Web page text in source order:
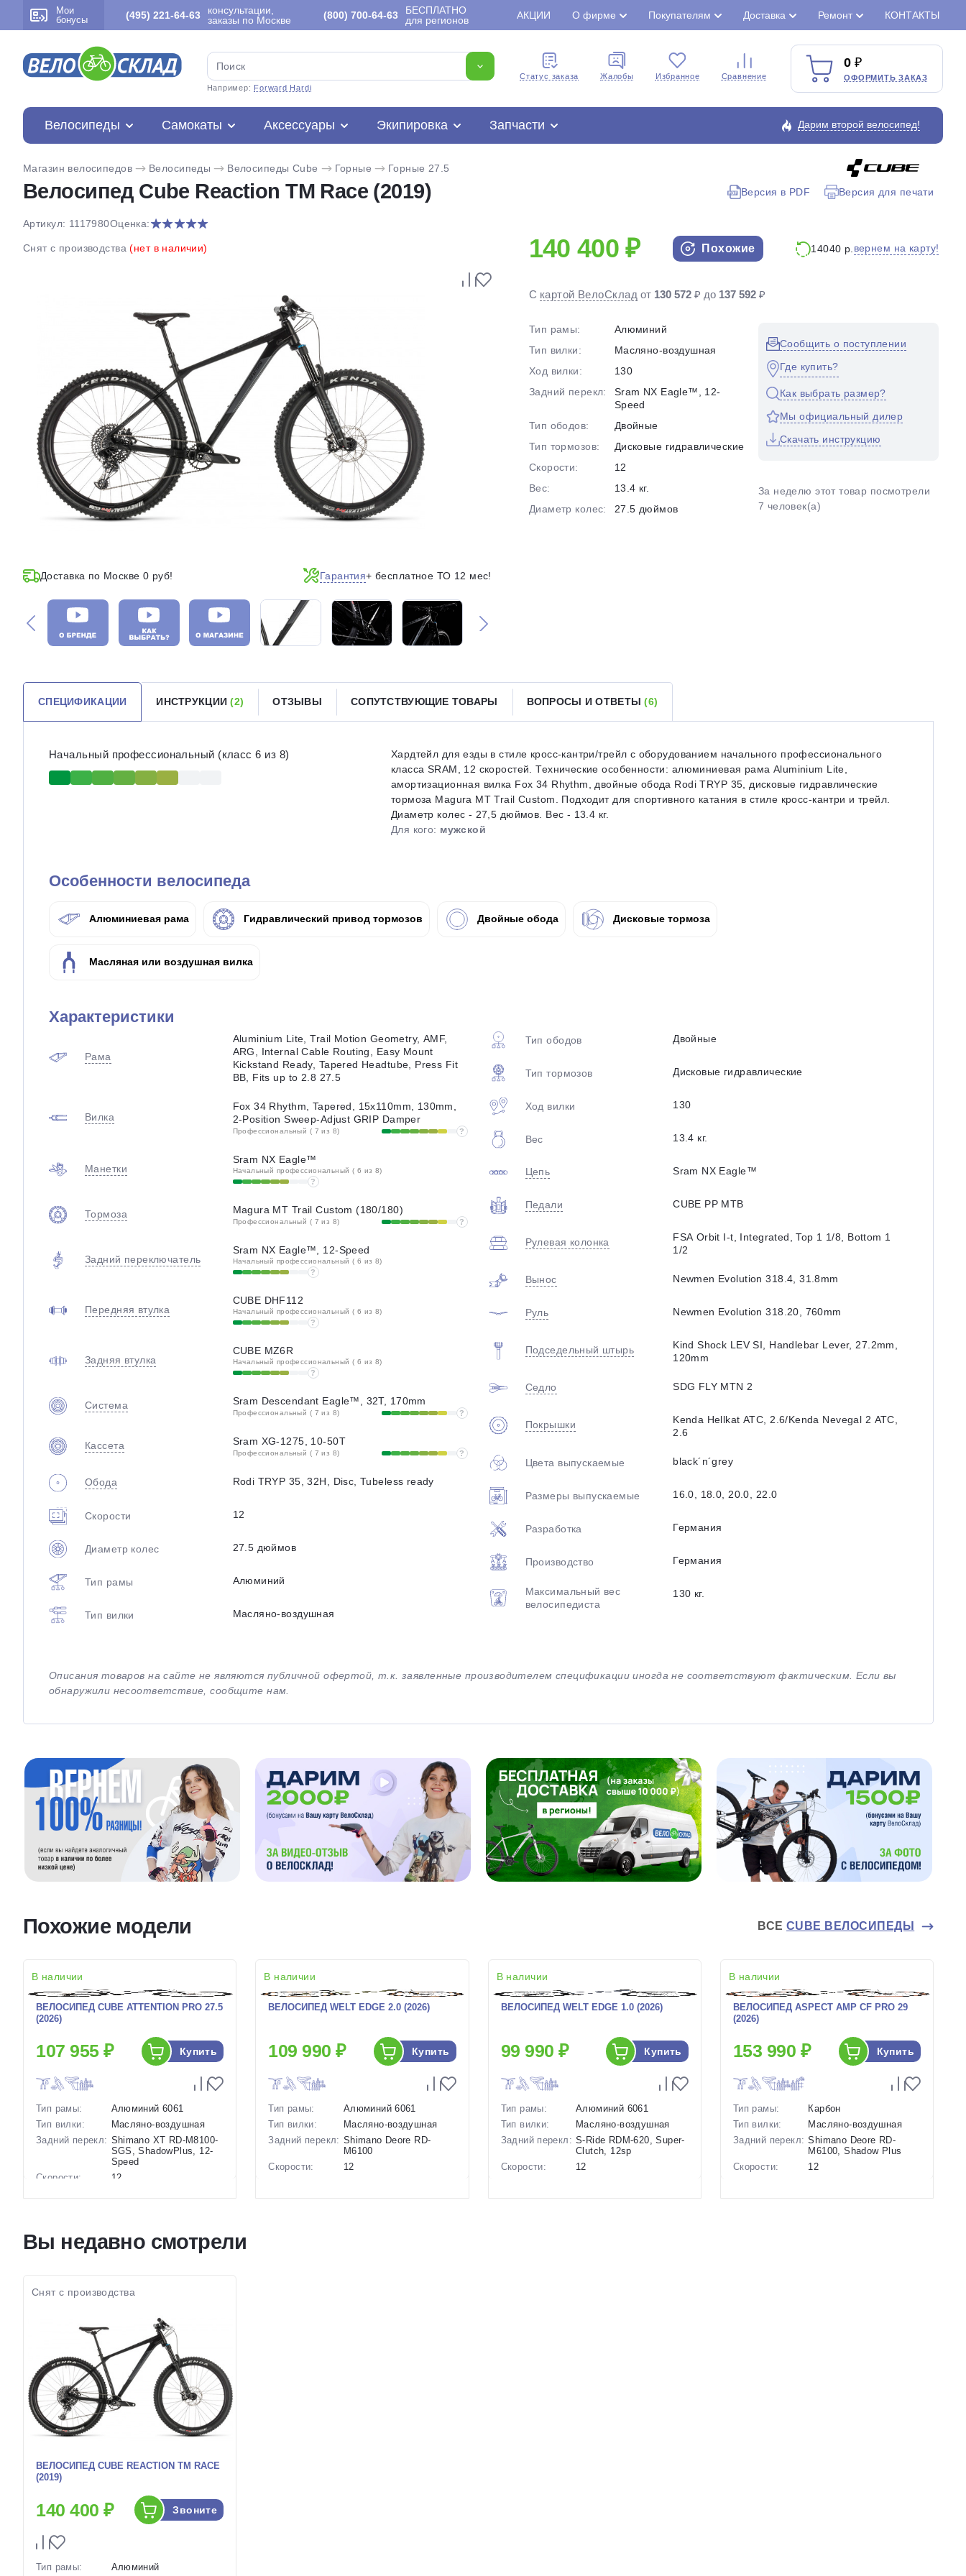
Мои
бонусы
(495) 221-64-63
консультации,
заказы по Москве
(800) 700-64-63
БЕСПЛАТНО
для регионов
АКЦИИ О фирме Покупателям Доставка Ремонт КОНТАКТЫ
Например: Forward Hardi
Cтатус заказа Жалобы Избранное Сравнение
0
ОФОРМИТЬ ЗАКАЗ
Велосипеды Самокаты Аксессуары Экипировка Запчасти Дарим второй велосипед!
Магазин велосипедов Велосипеды Велосипеды Cube Горные Горные 27.5
Велосипед Cube Reaction TM Race (2019) Версия в PDF Версия для печати
Артикул: 1117980Оценка:
Снят с производства(нет в наличии)
Доставка по Москве 0 руб! Гарантия+ бесплатное ТО 12 мес!
140 400 ₽ Похожие 14040 р. вернем на карту!
С картой ВелоСклад от 130 572 ₽ до 137 592 ₽
Тип рамы:
Алюминий
Тип вилки:
Масляно-воздушная
Ход вилки:
130
Задний перекл:
Sram NX Eagle™, 12-
Speed
Тип ободов:
Двойные
Тип тормозов:
Дисковые гидравлические
Скорости:
12
Вес:
13.4 кг.
Диаметр колес:
27.5 дюймов
Сообщить о поступлении
Где купить?
Как выбрать размер?
Мы официальный дилер
Скачать инструкцию
За неделю этот товар посмотрели
7 человек(а)
СПЕЦИФИКАЦИИ ИНСТРУКЦИИ(2) ОТЗЫВЫ СОПУТСТВУЮЩИЕ ТОВАРЫ ВОПРОСЫ И ОТВЕТЫ(6)
Начальный профессиональный (класс 6 из 8)
Хардтейл для езды в стиле кросс-кантри/трейл с оборудованием начального профессионального
класса SRAM, 12 скоростей. Технические особенности: алюминиевая рама Aluminium Lite,
амортизационная вилка Fox 34 Rhythm, двойные обода Rodi TRYP 35, дисковые гидравлические
тормоза Magura MT Trail Custom. Подходит для спортивного катания в стиле кросс-кантри и трейл.
Диаметр колес - 27,5 дюймов. Вес - 13.4 кг.
Для кого: мужской
Особенности велосипеда
Алюминиевая рама Гидравлический привод тормозов Двойные обода Дисковые тормоза
Масляная или воздушная вилка
Характеристики
Рама
Aluminium Lite, Trail Motion Geometry, AMF,
ARG, Internal Cable Routing, Easy Mount
Kickstand Ready, Tapered Headtube, Press Fit
BB, Fits up to 2.8 27.5
Вилка
Fox 34 Rhythm, Tapered, 15x110mm, 130mm,
2-Position Sweep-Adjust GRIP Damper
Профессиональный ( 7 из 8) ?
Манетки
Sram NX Eagle™
Начальный профессиональный ( 6 из 8)
?
Тормоза Magura MT Trail Custom (180/180)
Профессиональный ( 7 из 8) ?
Задний переключатель
Sram NX Eagle™, 12-Speed
Начальный профессиональный ( 6 из 8)
?
Передняя втулка
CUBE DHF112
Начальный профессиональный ( 6 из 8)
?
Задняя втулка
CUBE MZ6R
Начальный профессиональный ( 6 из 8)
?
Система Sram Descendant Eagle™, 32T, 170mm
Профессиональный ( 7 из 8) ?
Кассета Sram XG-1275, 10-50T
Профессиональный ( 7 из 8) ?
Обода Rodi TRYP 35, 32H, Disc, Tubeless ready
Скорости 12
Диаметр колес 27.5 дюймов
Тип рамы Алюминий
Тип вилки Масляно-воздушная
Тип ободов Двойные
Тип тормозов Дисковые гидравлические
Ход вилки 130
Вес 13.4 кг.
Цепь Sram NX Eagle™
Педали CUBE PP MTB
Рулевая колонка
FSA Orbit I-t, Integrated, Top 1 1/8, Bottom 1
1/2
Вынос Newmen Evolution 318.4, 31.8mm
Руль Newmen Evolution 318.20, 760mm
Подседельный штырь
Kind Shock LEV SI, Handlebar Lever, 27.2mm,
120mm
Седло SDG FLY MTN 2
Покрышки
Kenda Hellkat ATC, 2.6/Kenda Nevegal 2 ATC,
2.6
Цвета выпускаемые black´n´grey
Размеры выпускаемые 16.0, 18.0, 20.0, 22.0
Разработка Германия
Производство Германия
Максимальный вес
велосипедиста
130 кг.
Описания товаров на сайте не являются публичной офертой, т.к. заявленные производителем спецификации иногда не соответствуют фактическим. Если вы
обнаружили несоответствие, сообщите нам.
Похожие модели ВСЕCUBE ВЕЛОСИПЕДЫ
В наличии
ВЕЛОСИПЕД CUBE ATTENTION PRO 27.5
(2026)
107 955 ₽ Купить
Тип рамы:
Алюминий 6061
Тип вилки:
Масляно-воздушная
Задний перекл: Shimano XT RD-M8100-
SGS, ShadowPlus, 12-
Speed
Скорости:
12
Диаметр
колес:
27.5 дюймов
Артикул:
1129301
В наличии
ВЕЛОСИПЕД WELT EDGE 2.0 (2026)
109 990 ₽ Купить
Тип рамы:
Алюминий 6061
Тип вилки:
Масляно-воздушная
Задний перекл: Shimano Deore RD-
M6100
Скорости:
12
В наличии
ВЕЛОСИПЕД WELT EDGE 1.0 (2026)
99 990 ₽ Купить
Тип рамы:
Алюминий 6061
Тип вилки:
Масляно-воздушная
Задний перекл: S-Ride RDM-620, Super-
Clutch, 12sp
Скорости:
12
В наличии
ВЕЛОСИПЕД ASPECT AMP CF PRO 29
(2026)
153 990 ₽ Купить
Тип рамы:
Карбон
Тип вилки:
Масляно-воздушная
Задний перекл: Shimano Deore RD-
M6100, Shadow Plus
Скорости:
12
Вы недавно смотрели
Снят с производства
ВЕЛОСИПЕД CUBE REACTION TM RACE
(2019)
140 400 ₽ Звоните
Тип рамы: Алюминий
Разбейте
на части
без переплат
График платежей
Сегодня
25%
Оплачивайте сегодня только
25% картой любого банка
Подробнееоб оплате Плайтом
раз в 2
раз в 2 недели
Остались вопросы?